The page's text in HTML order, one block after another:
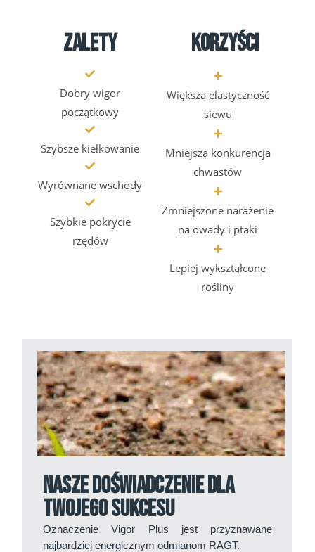
Zalety
Dobry wigor
początkowy
Szybsze kiełkowanie
Wyrównane wschody
Szybkie pokrycie
rzędów
Korzyści
Większa elastyczność
siewu
Mniejsza konkurencja
chwastów
Zmniejszone narażenie
na owady i ptaki
Lepiej wykształcone
rośliny
Nasze doświadczenie dla
Twojego sukcesu
Oznaczenie Vigor Plus jest przyznawane
najbardziej energicznym odmianom RAGT.